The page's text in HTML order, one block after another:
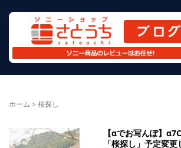
ホーム > 桜探し
【αでお写んぽ】
「桜探し」予定変